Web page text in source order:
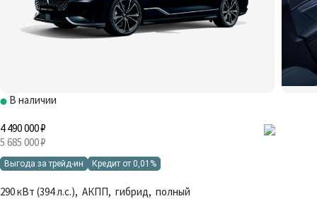
В наличии
4 490 000 ₽
5 685 000 ₽
Выгода за трейд-ин Кредит от 0,01%
290 кВт (394 л.с.), АКПП, гибрид, полный